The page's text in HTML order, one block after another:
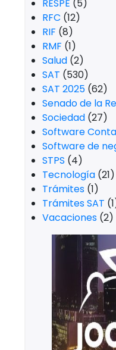
RESPE (5)
RFC (12)
RIF (8)
RMF (1)
Salud (2)
SAT (530)
SAT 2025 (62)
Senado de la
Sociedad (27)
Software
Software de
STPS (4)
Tecnología (21)
Trámites (1)
Trámites SAT
Vacaciones (2)